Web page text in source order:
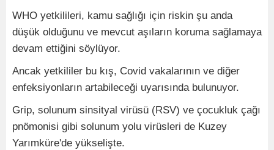
WHO yetkilileri, kamu sağlığı için riskin şu anda
düşük olduğunu ve mevcut aşıların koruma sağlamaya
devam ettiğini söylüyor.
Ancak yetkililer bu kış, Covid vakalarının ve diğer
enfeksiyonların artabileceği uyarısında bulunuyor.
Grip, solunum sinsityal virüsü (RSV) ve çocukluk çağı
pnömonisi gibi solunum yolu virüsleri de Kuzey
Yarımküre'de yükselişte.